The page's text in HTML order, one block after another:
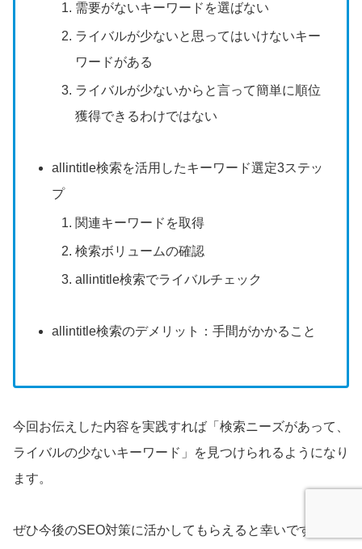
需要がないキーワードを選ばない
ライバルが少ないと思ってはいけないキー
ワードがある
ライバルが少ないからと言って簡単に順位
獲得できるわけではない
allintitle検索を活用したキーワード選定3ステッ
プ
関連キーワードを取得
検索ボリュームの確認
allintitle検索でライバルチェック
allintitle検索のデメリット：手間がかかること
今回お伝えした内容を実践すれば「検索ニーズがあって、
ライバルの少ないキーワード」を見つけられるようになり
ます。
ぜひ今後のSEO対策に活かしてもらえると幸いです。